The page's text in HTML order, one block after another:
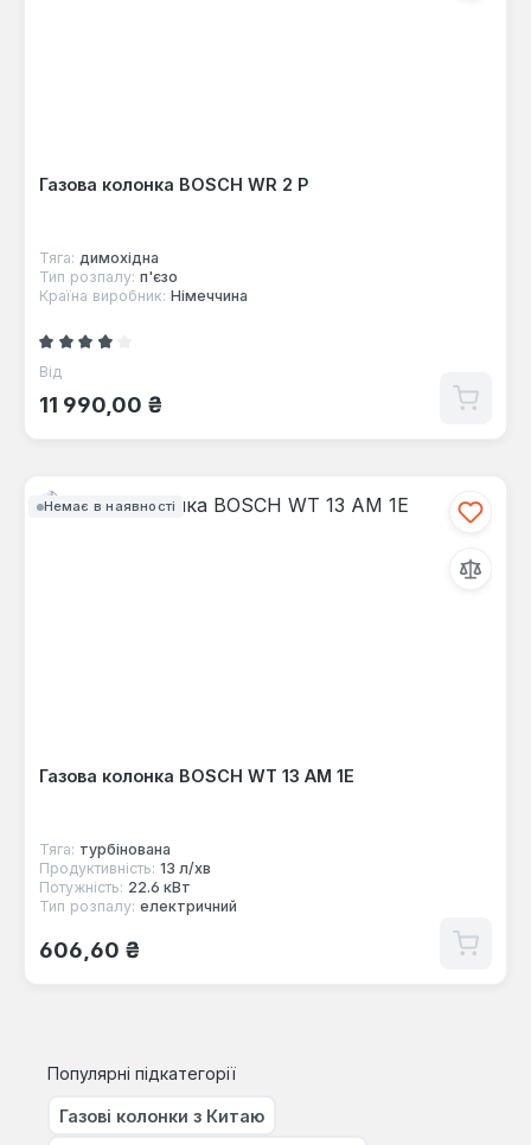
Газова колонка BOSCH WR 2 P
Тяга: димохідна
Тип розпалу: п'єзо
Країна виробник: Німеччина
Середня оцінка 3.51 з 5 зірок
Звичайна ціна:
Від
11 990,00 ₴
Немає в наявності
Газова колонка BOSCH WT 13 AM 1E
Тяга: турбінована
Продуктивність: 13 л/хв
Потужність: 22.6 кВт
Тип розпалу: електричний
Звичайна ціна:
606,60 ₴
Популярні підкатегорії
Газові колонки з Китаю